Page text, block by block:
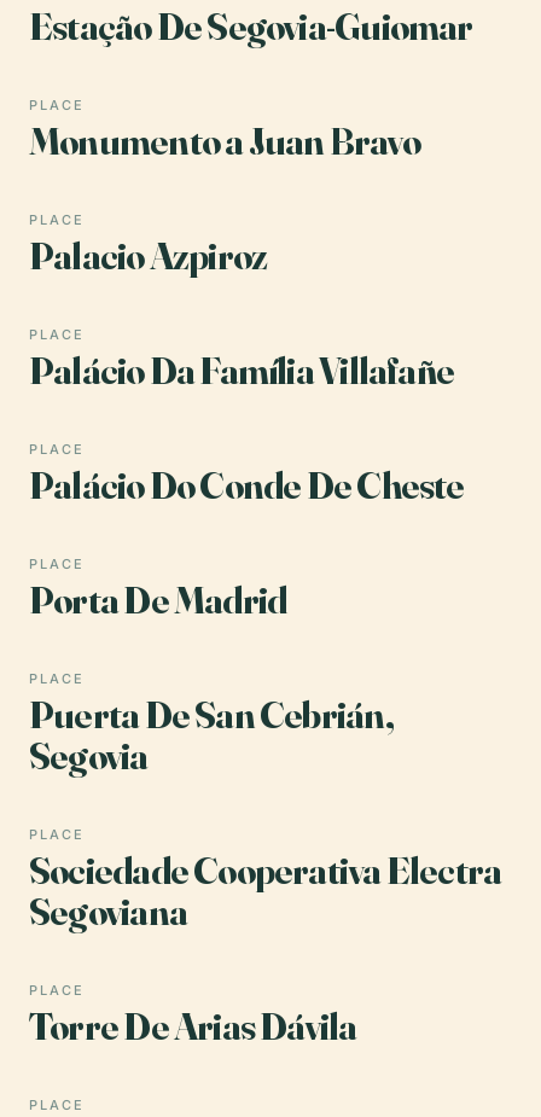
Estação De Segovia-Guiomar
PLACE
Monumento a Juan Bravo
PLACE
Palacio Azpiroz
PLACE
Palácio Da Família Villafañe
PLACE
Palácio Do Conde De Cheste
PLACE
Porta De Madrid
PLACE
Puerta De San Cebrián,
Segovia
PLACE
Sociedade Cooperativa Electra
Segoviana
PLACE
Torre De Arias Dávila
PLACE